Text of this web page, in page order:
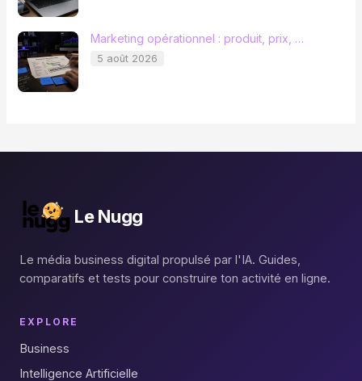
Marketing opérationnel : produit, prix, …
5 août 2026
Le Nugg
Le média business digital propulsé par l'IA. Guides,
comparatifs et tests pour construire ton activité en ligne.
EXPLORE
Business
Intelligence Artificielle